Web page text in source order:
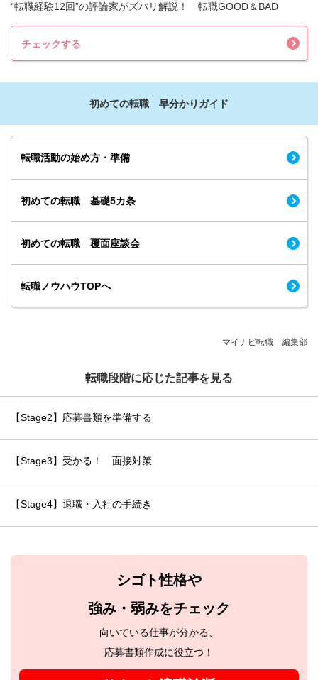
“転職経験12回”の評論家がズバリ解説！ 転職GOOD＆BAD
チェックする
初めての転職 早分かりガイド
転職活動の始め方・準備
初めての転職 基礎5カ条
初めての転職 覆面座談会
転職ノウハウTOPへ
マイナビ転職 編集部
転職段階に応じた記事を見る
【Stage2】応募書類を準備する
【Stage3】受かる！ 面接対策
【Stage4】退職・入社の手続き
シゴト性格や
強み・弱みをチェック
向いている仕事が分かる、
応募書類作成に役立つ！